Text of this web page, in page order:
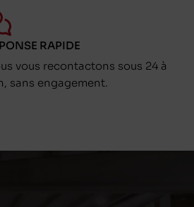
RAPIDE
vous recontactons sous 24 à
sans engagement.